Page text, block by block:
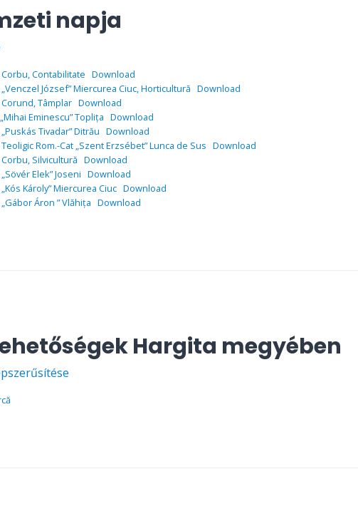
napja
Contabilitate Download
József” Miercurea Ciuc, Horticultură Download
Tâmplar Download
Eminescu” Toplița Download
Tivadar” Ditrău Download
Rom.-Cat „Szent Erzsébet” Lunca de Sus Download
Silvicultură Download
Elek” Joseni Download
Károly” Miercurea Ciuc Download
Áron ” Vlăhița Download
Hargita megyében